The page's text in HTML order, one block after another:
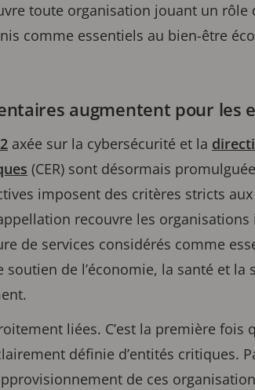
toute organisation jouant un rôle
comme essentiels au bien-être
augmentent pour les
axée sur la cybersécurité et la
(CER) sont désormais
imposent des critères stricts
recouvre les
de services considérés comme
de l’économie, la santé et
liées. C’est la première fois
définie d’entités critiques.
de ces